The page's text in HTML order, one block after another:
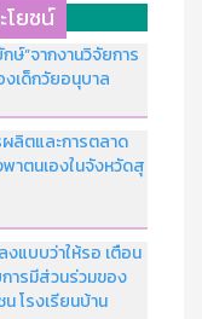
โยชน์
ษ์”จากงานวิจัยการ
เด็กวัยอนุบาล
ลิตและการตลาด
าตนเองในจังหวัดสุ
งแบบว่าให้รอ เตือน
ารมีส่วนร่วมของ
โรงเรียนบ้าน